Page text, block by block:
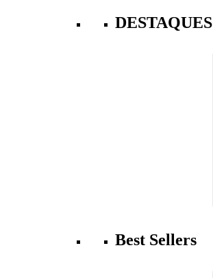
DESTAQUES
Best Sellers